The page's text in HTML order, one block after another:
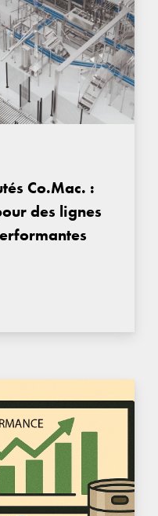
Co.Mac. :
des lignes